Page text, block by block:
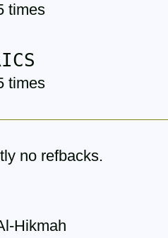
times
times
no refbacks.
Hikmah